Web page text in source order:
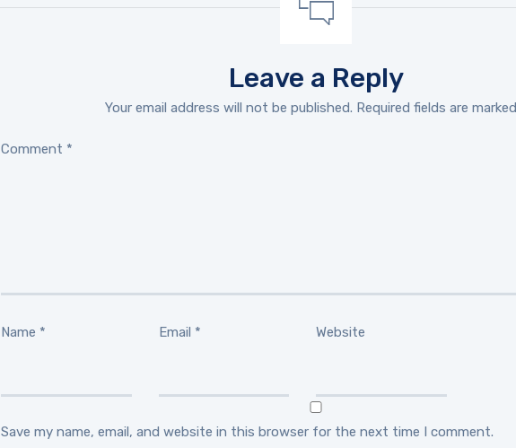
Leave a Reply
Your email address will not be published. Required fields are marked
Comment *
Name * Email * Website
Save my name, email, and website in this browser for the next time I comment.